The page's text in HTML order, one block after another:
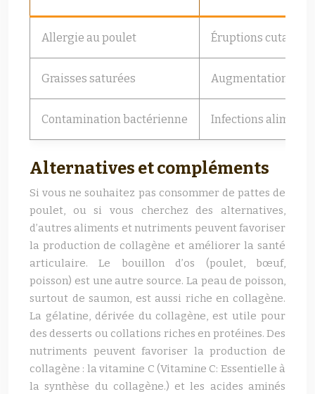
Allergie au poulet Éruptions
Graisses saturées Augmentation du
Contamination bactérienne Infections
Alternatives et compléments
Si vous ne souhaitez pas consommer de pattes de
poulet, ou si vous cherchez des alternatives,
d’autres aliments et nutriments peuvent favoriser
la production de collagène et améliorer la santé
articulaire. Le bouillon d’os (poulet, bœuf,
poisson) est une autre source. La peau de poisson,
surtout de saumon, est aussi riche en collagène.
La gélatine, dérivée du collagène, est utile pour
des desserts ou collations riches en protéines. Des
nutriments peuvent favoriser la production de
collagène : la vitamine C (Vitamine C: Essentielle à
la synthèse du collagène.) et les acides aminés